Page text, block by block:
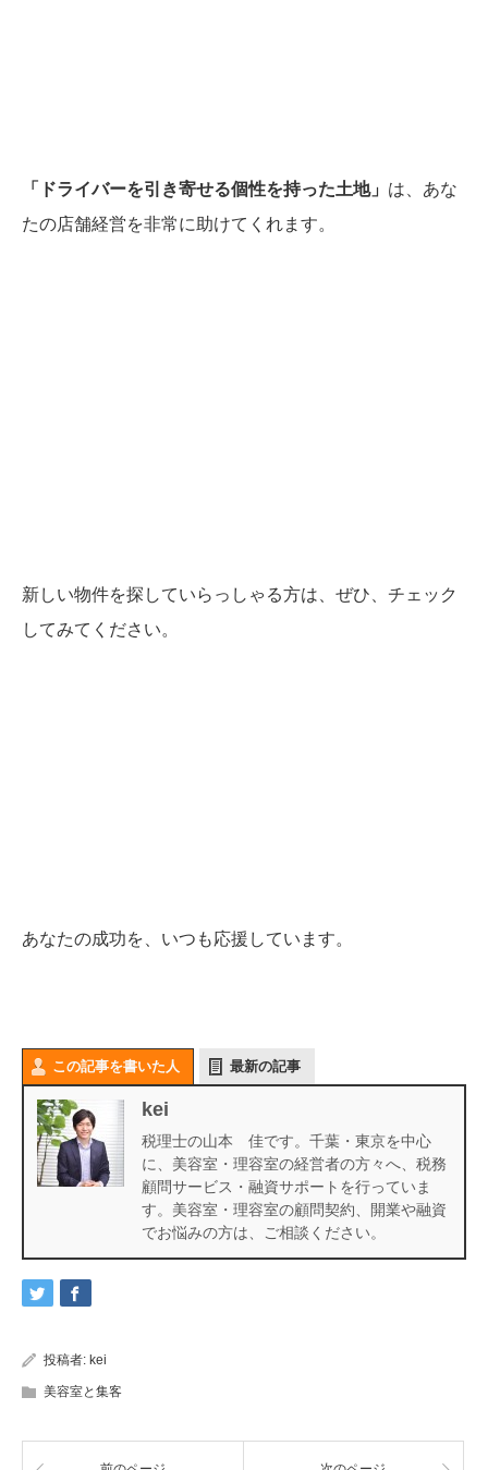
「ドライバーを引き寄せる個性を持った土地」 は、あな
たの店舗経営を非常に助けてくれます。
新しい物件を探していらっしゃる方は、ぜひ、チェック
してみてください。
あなたの成功を、いつも応援しています。
この記事を書いた人 最新の記事
kei
税理士の山本 佳です。千葉・東京を中心
に、美容室・理容室の経営者の方々へ、税務
顧問サービス・融資サポートを行っていま
す。美容室・理容室の顧問契約、開業や融資
でお悩みの方は、ご相談ください。
投稿者: kei
美容室と集客